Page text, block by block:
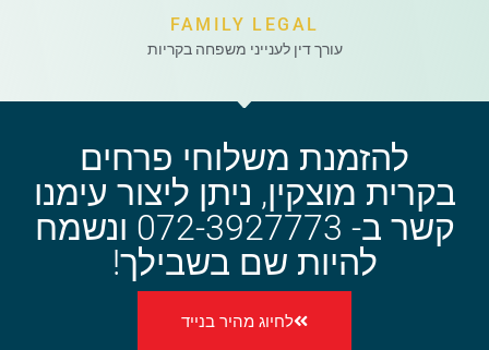
FAMILY LEGAL
עורך דין לענייני משפחה בקריות
להזמנת משלוחי פרחים
בקרית מוצקין, ניתן ליצור עימנו
קשר ב- 072-3927773 ונשמח
להיות שם בשבילך!
לחיוג מהיר בנייד